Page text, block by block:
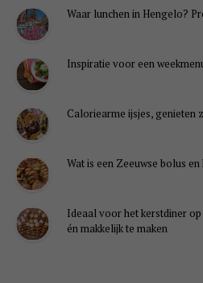
Waar lunchen in Hengelo?
Inspiratie voor een
Caloriearme ijsjes, genieten
Wat is een Zeeuwse bolus
Ideaal voor het kerstdiner
én makkelijk te maken